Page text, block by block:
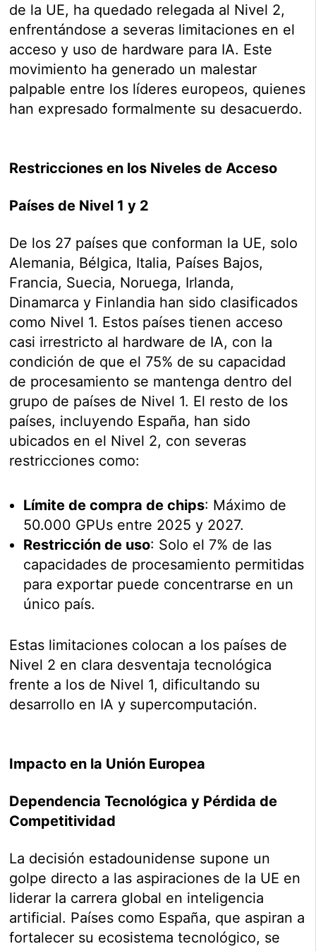
de la UE, ha quedado relegada al Nivel 2,
enfrentándose a severas limitaciones en el
acceso y uso de hardware para IA. Este
movimiento ha generado un malestar
palpable entre los líderes europeos, quienes
han expresado formalmente su desacuerdo.
Restricciones en los Niveles de Acceso
Países de Nivel 1 y 2
De los 27 países que conforman la UE, solo
Alemania, Bélgica, Italia, Países Bajos,
Francia, Suecia, Noruega, Irlanda,
Dinamarca y Finlandia han sido clasificados
como Nivel 1. Estos países tienen acceso
casi irrestricto al hardware de IA, con la
condición de que el 75% de su capacidad
de procesamiento se mantenga dentro del
grupo de países de Nivel 1. El resto de los
países, incluyendo España, han sido
ubicados en el Nivel 2, con severas
restricciones como:
Límite de compra de chips: Máximo de
50.000 GPUs entre 2025 y 2027.
Restricción de uso: Solo el 7% de las
capacidades de procesamiento permitidas
para exportar puede concentrarse en un
único país.
Estas limitaciones colocan a los países de
Nivel 2 en clara desventaja tecnológica
frente a los de Nivel 1, dificultando su
desarrollo en IA y supercomputación.
Impacto en la Unión Europea
Dependencia Tecnológica y Pérdida de
Competitividad
La decisión estadounidense supone un
golpe directo a las aspiraciones de la UE en
liderar la carrera global en inteligencia
artificial. Países como España, que aspiran a
fortalecer su ecosistema tecnológico, se